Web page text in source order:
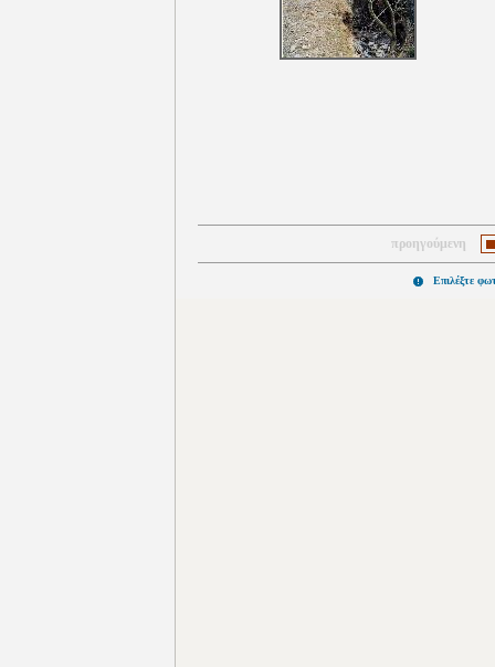
προηγούμενη
Επιλέξτε